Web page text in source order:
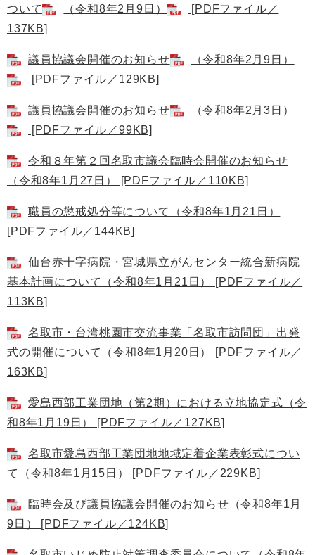
ついて
（令和8年2月9日）
[PDFファイル／
137KB]
議員協議会開催のお知らせ
（令和8年2月9日）
[PDFファイル／129KB]
議員協議会開催のお知らせ
（令和8年2月3日）
[PDFファイル／99KB]
令和８年第２回名取市議会臨時会開催のお知らせ
（令和8年1月27日） [PDFファイル／110KB]
職員の懲戒処分等について（令和8年1月21日）
[PDFファイル／144KB]
仙台赤十字病院・宮城県立がんセンター統合新病院
基本計画について（令和8年1月21日） [PDFファイル／
113KB]
名取市・台湾桃園市交流事業「名取市訪問団」出発
式の開催について（令和8年1月20日） [PDFファイル／
163KB]
愛島西部工業団地（第2期）における立地協定式（令
和8年1月19日） [PDFファイル／127KB]
名取市愛島西部工業団地地域定着企業表彰式につい
て（令和8年1月15日） [PDFファイル／229KB]
臨時会及び議員協議会開催のお知らせ（令和8年1月
9日） [PDFファイル／124KB]